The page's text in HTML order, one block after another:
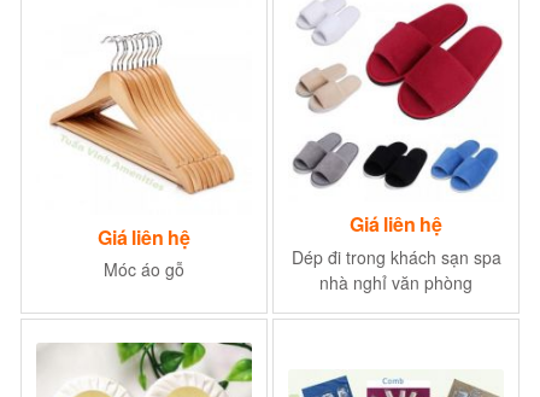
Giá liên hệ
Móc áo gỗ
Giá liên hệ
Dép đi trong khách sạn spa
nhà nghỉ văn phòng